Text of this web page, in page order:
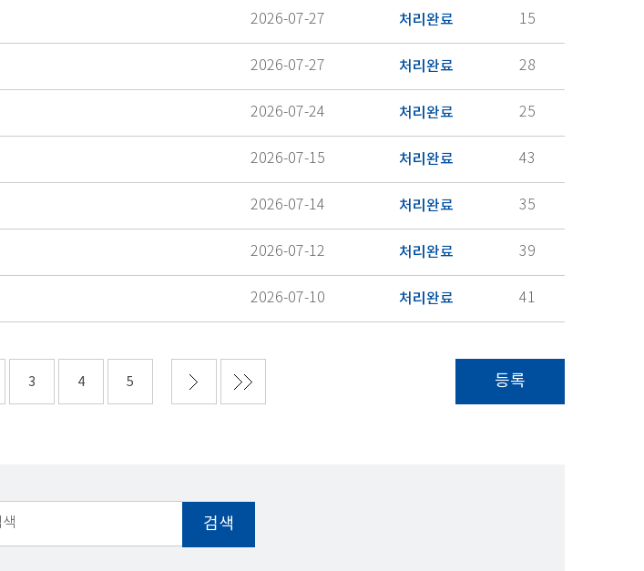
2026-07-27 처리완료 15
2026-07-27 처리완료 28
2026-07-24 처리완료 25
2026-07-15 처리완료 43
2026-07-14 처리완료 35
2026-07-12 처리완료 39
2026-07-10 처리완료 41
등록
3 4 5
검색